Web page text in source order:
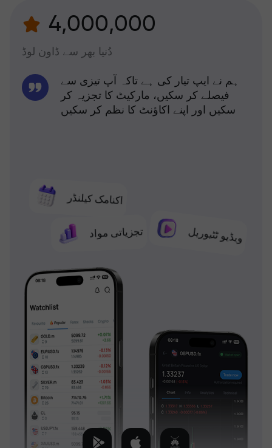
4,000,000
دُنیا بھر سے ڈاون لوڈ
اکنامک کیلنڈر
تجزیاتی مواد ویڈیو ٹٹیوریل
ہم نے ایپ تیار کی ہے تاکہ آپ تیزی سے
فیصلے کر سکیں، مارکیٹ کا تجزیہ کر
سکیں اور اپنے اکاؤنٹ کا نظم کر سکیں